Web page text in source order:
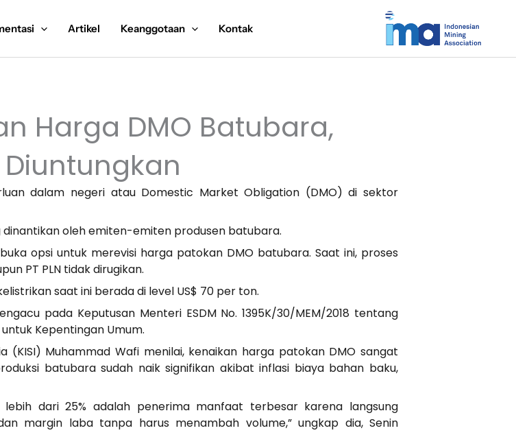
Artikel Keanggotaan Kontak
Harga DMO Batubara,
dalam negeri atau Domestic Market Obligation (DMO) di sektor
oleh emiten-emiten produsen batubara.
opsi untuk merevisi harga patokan DMO batubara. Saat ini, proses
PT PLN tidak dirugikan.
saat ini berada di level US$ 70 per ton.
pada Keputusan Menteri ESDM No. 1395K/30/MEM/2018 tentang
Kepentingan Umum.
(KISI) Muhammad Wafi menilai, kenaikan harga patokan DMO sangat
batubara sudah naik signifikan akibat inflasi biaya bahan baku,
dari 25% adalah penerima manfaat terbesar karena langsung
margin laba tanpa harus menambah volume,” ungkap dia, Senin